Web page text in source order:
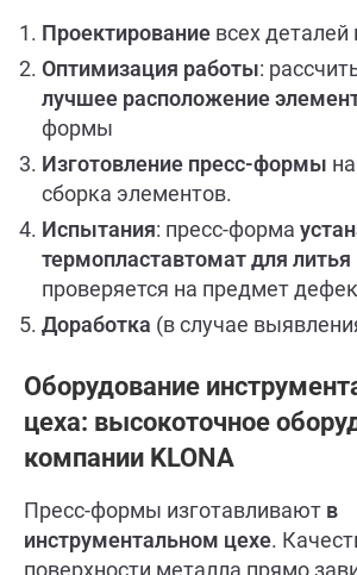
Проектирование всех
Оптимизация работы:
лучшее расположение
формы
Изготовление пресс-формы
сборка элементов.
Испытания: пресс-форма
термопластавтомат для литья
проверяется на предмет
Доработка (в случае
Оборудование
цеха: высокоточное
компании KLONA
Пресс-формы изготавливают в
инструментальном цехе.
поверхности металла прямо